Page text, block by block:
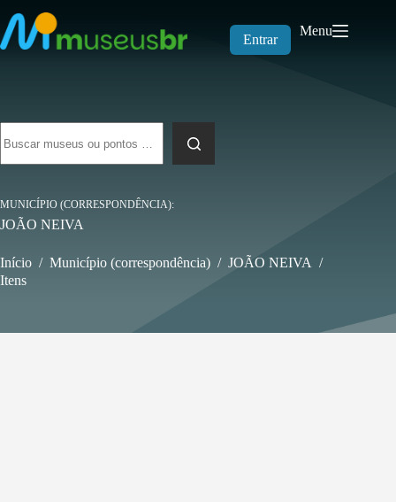
para
o
conteúdo
Entrar
Menu
resultados
MUNICÍPIO (CORRESPONDÊNCIA)
JOÃO NEIVA
Início / Município (correspondência) / JOÃO NEIVA /
Itens